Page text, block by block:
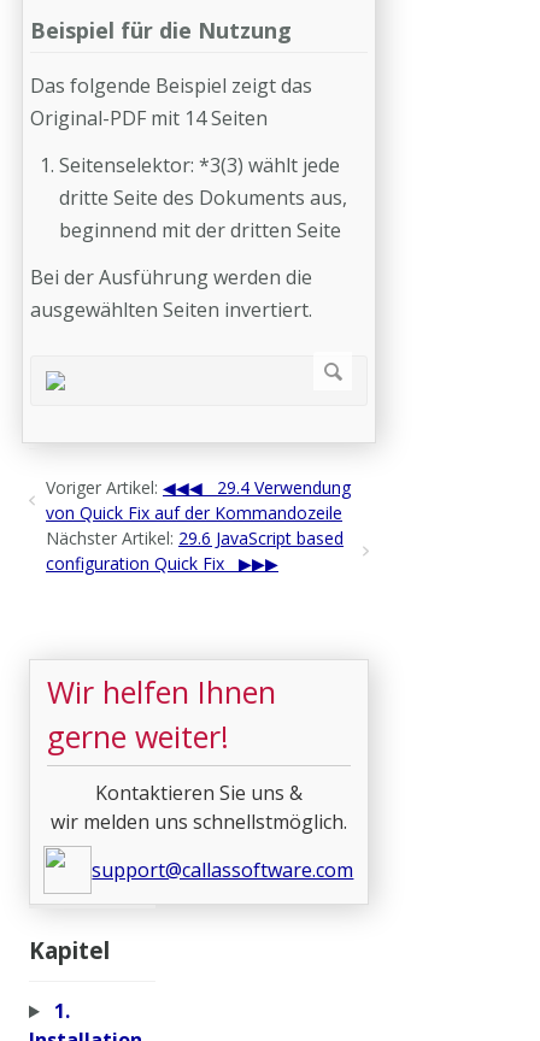
Beispiel für die Nutzung
Das folgende Beispiel zeigt das
Original-PDF mit 14 Seiten
Seitenselektor: *3(3) wählt jede
dritte Seite des Dokuments aus,
beginnend mit der dritten Seite
Bei der Ausführung werden die
ausgewählten Seiten invertiert.
Voriger Artikel:
29.4 Verwendung
von Quick Fix auf der Kommandozeile
Nächster Artikel: 29.6 JavaScript based
configuration Quick Fix
Wir helfen Ihnen
gerne weiter!
Kontaktieren Sie uns &
wir melden uns schnellstmöglich.
support@callassoftware.com
Kapitel
1.